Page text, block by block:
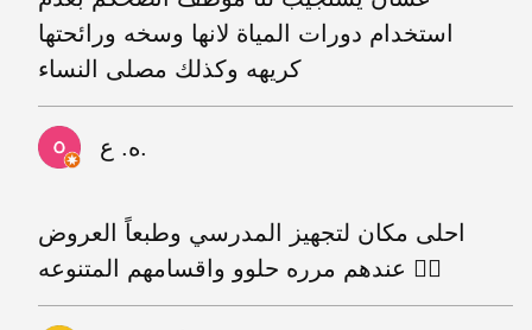
استخدام دورات المياة لانها وسخه ورائحتها
كريهه وكذلك مصلى النساء
ه. ع.
احلى مكان لتجهيز المدرسي وطبعاً العروض
عندهم مرره حلوو واقسامهم المتنوعه 👌🏼